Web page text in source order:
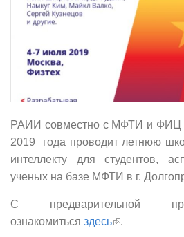
РАИИ совместно с МФТИ и ФИЦ
2019 года проводит летнюю
интеллекту для студентов,
ученых на базе МФТИ в г.
С предварительной
ознакомиться здесь(внешняя
.